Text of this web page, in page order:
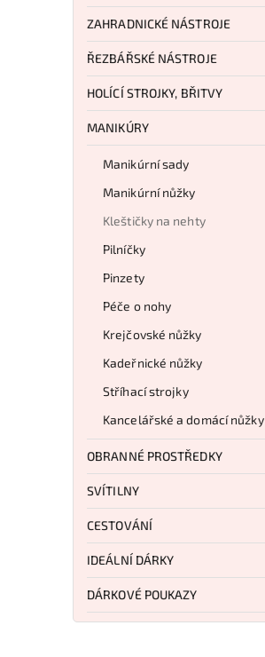
ZAHRADNICKÉ NÁSTROJE
ŘEZBÁŘSKÉ NÁSTROJE
HOLÍCÍ STROJKY, BŘITVY
MANIKÚRY
Manikúrní sady
Manikúrní nůžky
Kleštičky na nehty
Pilníčky
Pinzety
Péče o nohy
Krejčovské nůžky
Kadeřnické nůžky
Stříhací strojky
Kancelářské a domácí nůžky
OBRANNÉ PROSTŘEDKY
SVÍTILNY
CESTOVÁNÍ
IDEÁLNÍ DÁRKY
DÁRKOVÉ POUKAZY